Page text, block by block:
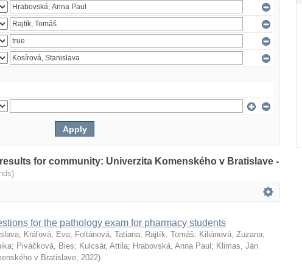
for community: Univerzita Komenského v Bratislave -
for the pathology exam for pharmacy students
; Kráľová, Eva; Foltánová, Tatiana; Rajtík, Tomáš; Kiliánová, Zuzana;
; Piváčková, Bies; Kulcsár, Attila; Hrabovská, Anna Paul ; Klimas, Ján
v Bratislave, 2022)